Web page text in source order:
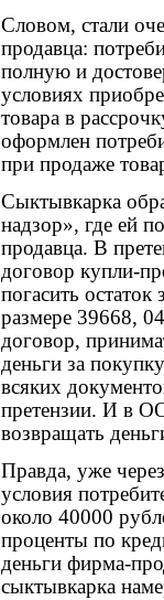
Словом, стали
продавца:
полную и
условиях
товара в
оформлен
при продаже
Сыктывкарка
надзор», где ей
продавца. В
договор купли-
погасить
размере 39668,
договор,
деньги за
всяких
претензии. И в
возвращать
Правда, уже
условия
около 40000
проценты по
деньги фирма-
сыктывкарка